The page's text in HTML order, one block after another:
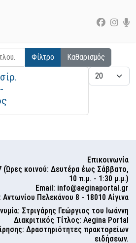
τίτλου.
Φίλτρο Καθαρισμός
Επικοινωνία
(Ώρες κοινού: Δευτέρα έως Σάββατο,
10 π.μ. - 1:30 μ.μ.)
Email: info@aeginaportal.gr
Πελεκάνου 8 - 18010 Αίγινα
Στριγάρης Γεώργιος του Ιωάννη
Διακριτικός Τίτλος: Aegina Portal
Δραστηριότητες πρακτορείων
ειδήσεων.